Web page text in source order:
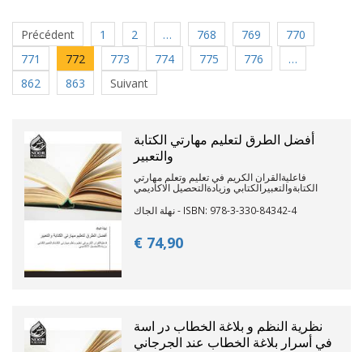
Précédent 1 2 … 768 769
770
771
772 773 774 775 776
…
862
863 Suivant
أفضل الطرق لتعليم مهارتي الكتابة
والتعبير
فاعليةالقران الكريم في تعليم وتعلم مهارتي
الكتابةوالتعبيرالكتابي وزيادةالتحصيل الاكاديمي
نهلة الجاك - ISBN: 978-3-330-84342-4
€ 74,90
نظرية النظم و بلاغة الخطاب در اسة
في أسرار بلاغة الخطاب عند الجرجاني